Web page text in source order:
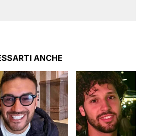
ANCHE